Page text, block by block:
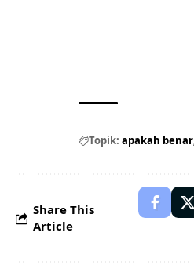
Topik: apakah benar
Share This
Article